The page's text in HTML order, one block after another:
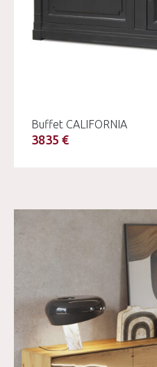
Buffet CALIFORNIA
3835 €